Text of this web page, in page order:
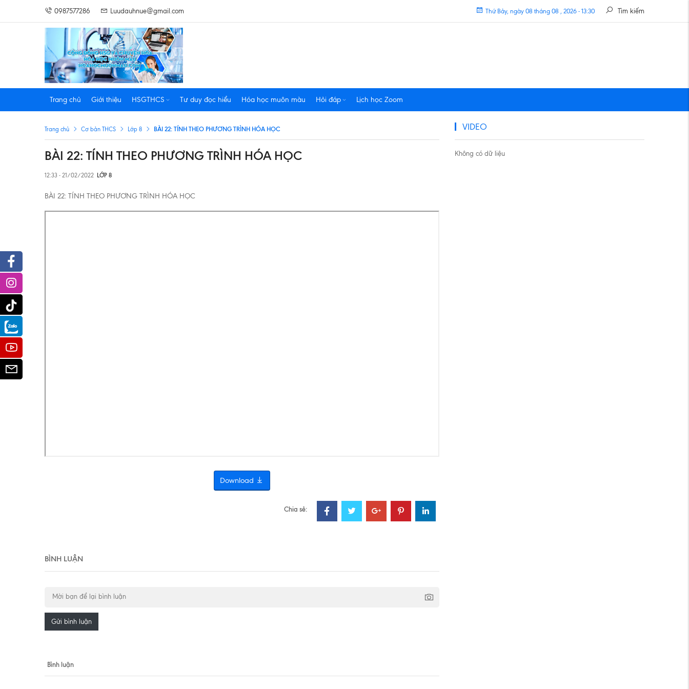
0987577286 Luudauhnue@gmail.com Tìm kiếm
Thứ Bảy, ngày 08 tháng 08 , 2026 - 13:30
Trang chủ Giới thiệu HSGTHCS Tư duy đọc hiểu Hóa học muôn màu Hỏi đáp Lịch học Zoom
Trang chủ Cơ bản THCS Lớp 8 BÀI 22: TÍNH THEO PHƯƠNG TRÌNH HÓA HỌC
BÀI 22: TÍNH THEO PHƯƠNG TRÌNH HÓA HỌC
12:33 - 21/02/2022 LỚP 8
BÀI 22: TÍNH THEO PHƯƠNG TRÌNH HÓA HỌC
Download
Chia sẻ:
BÌNH LUẬN
Gửi bình luận
Bình luận
VIDEO
Không có dữ liệu